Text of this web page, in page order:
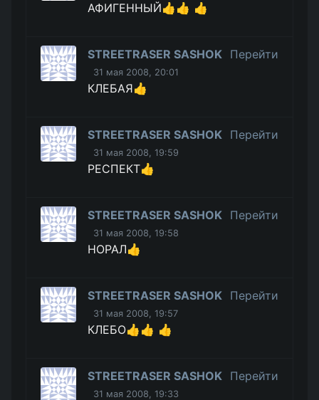
АФИГЕННЫЙ👍👍 👍
STREETRASER SASHOK
31 мая 2008, 20:01
Перейти
КЛЕБАЯ👍
STREETRASER SASHOK
31 мая 2008, 19:59
Перейти
РЕСПЕКТ👍
STREETRASER SASHOK
31 мая 2008, 19:58
Перейти
НОРАЛ👍
STREETRASER SASHOK
31 мая 2008, 19:57
Перейти
КЛЕБО👍👍 👍
STREETRASER SASHOK
31 мая 2008, 19:33
Перейти